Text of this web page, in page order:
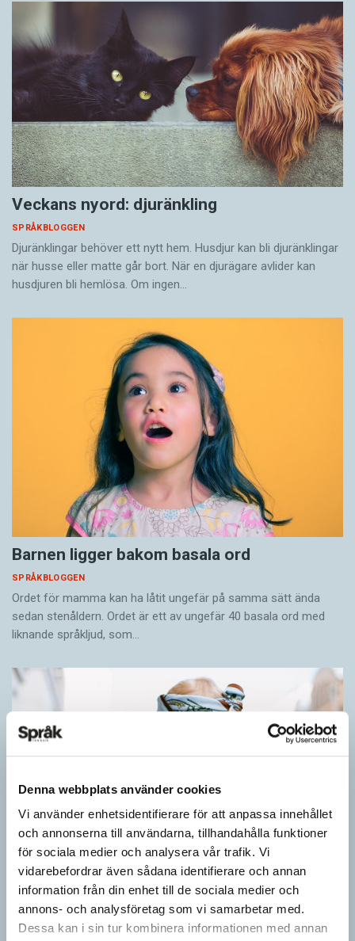
Denna webbplats använder cookies
Vi använder enhetsidentifierare för att anpassa innehållet
och annonserna till användarna, tillhandahålla funktioner
för sociala medier och analysera vår trafik. Vi
vidarebefordrar även sådana identifierare och annan
information från din enhet till de sociala medier och
annons- och analysföretag som vi samarbetar med.
Dessa kan i sin tur kombinera informationen med annan
Veckans nyord: djuränkling
SPRÅKBLOGGEN
Djuränklingar behöver ett nytt hem. Husdjur kan bli djuränklingar
när husse eller matte går bort. När en djurägare avlider kan
husdjuren bli hemlösa. Om ingen…
Barnen ligger bakom basala ord
SPRÅKBLOGGEN
Ordet för mamma kan ha låtit ungefär på samma sätt ända
sedan stenåldern. Ordet är ett av ungefär 40 basala ord med
liknande språkljud, som…
Barn lär sig komplexa satser tidigt